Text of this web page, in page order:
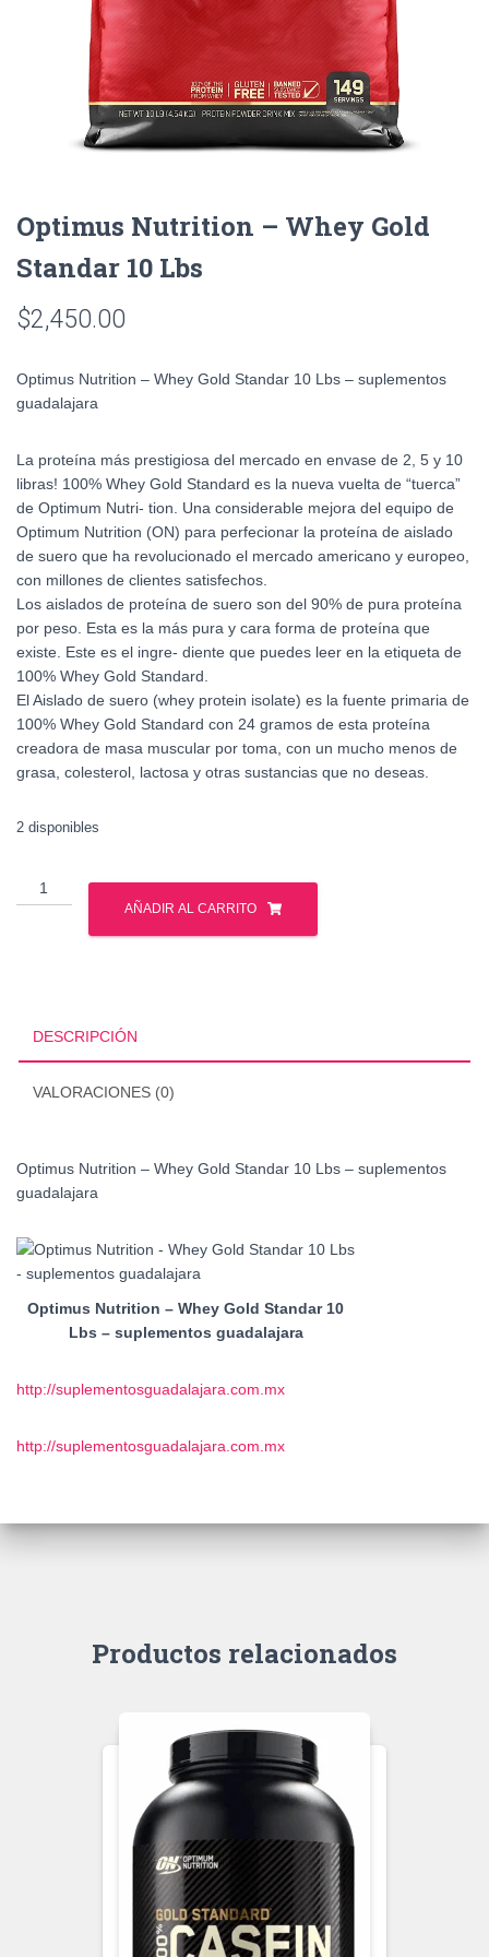
Optimus Nutrition – Whey Gold
Standar 10 Lbs
$2,450.00
Optimus Nutrition – Whey Gold Standar 10 Lbs – suplementos
guadalajara
La proteína más prestigiosa del mercado en envase de 2, 5 y 10
libras! 100% Whey Gold Standard es la nueva vuelta de “tuerca”
de Optimum Nutri- tion. Una considerable mejora del equipo de
Optimum Nutrition (ON) para perfecionar la proteína de aislado
de suero que ha revolucionado el mercado americano y europeo,
con millones de clientes satisfechos.
Los aislados de proteína de suero son del 90% de pura proteína
por peso. Esta es la más pura y cara forma de proteína que
existe. Este es el ingre- diente que puedes leer en la etiqueta de
100% Whey Gold Standard.
El Aislado de suero (whey protein isolate) es la fuente primaria de
100% Whey Gold Standard con 24 gramos de esta proteína
creadora de masa muscular por toma, con un mucho menos de
grasa, colesterol, lactosa y otras sustancias que no deseas.
2 disponibles
Optimus
Nutrition
AÑADIR AL CARRITO
DESCRIPCIÓN
VALORACIONES (0)
Optimus Nutrition – Whey Gold Standar 10 Lbs – suplementos
guadalajara
Optimus Nutrition – Whey Gold Standar 10
Lbs – suplementos guadalajara
http://suplementosguadalajara.com.mx
http://suplementosguadalajara.com.mx
Productos relacionados